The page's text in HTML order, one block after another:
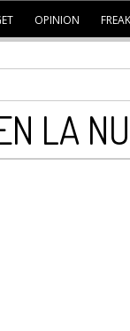
OPINION
LA